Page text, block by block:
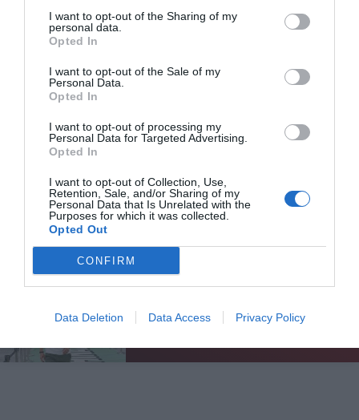
I want to opt-out of the Sharing of my
personal data.
Opted In
I want to opt-out of the Sale of my
Personal Data.
Opted In
I want to opt-out of processing my
Personal Data for Targeted Advertising.
Opted In
I want to opt-out of Collection, Use,
Retention, Sale, and/or Sharing of my
Personal Data that Is Unrelated with the
Purposes for which it was collected.
Opted Out
CONFIRM
Data Deletion Data Access Privacy Policy
γυρίσματα της νέας του ταινίας
Σέριφος
Σίφνος
Σαντορίνη
ΜΠΑΛΑ